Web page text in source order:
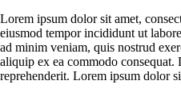
Lorem ipsum dolor sit amet,
eiusmod tempor incididunt ut
ad minim veniam, quis nostrud
aliquip ex ea commodo consequat.
reprehenderit. Lorem ipsum dolor